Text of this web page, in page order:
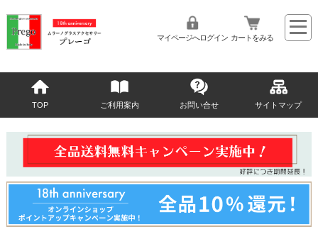
マイページへログイン カートをみる
TOP ご利用案内 お問い合せ サイトマップ